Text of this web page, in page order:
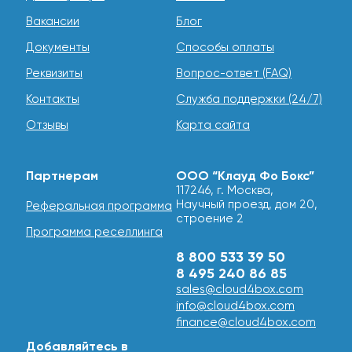
инфраструктуры
Сербский рынок VPS/VDS отличается повышенными
Белграде соответствуют международным стандартам
ISO 27001, обеспечивая физическую и сетевую
безопасность. Многоуровневая DDoS-защита
нейтрализует атаки на уровне L3-L4 без влияния на
работоспособность серверов.
накопители гарантируют восстановление данных при
любых сценариях. Для проектов с повышенными
требованиями доступны выделенные каналы связи с
пропускной способностью до 10 Гбит/с и SLA 99.95%.
Почему Cloud4box?
Cloud4box предоставляет виртуальные серверы в
Белграде с фокусом на предсказуемость и
безопасность. Наши решения обеспечивают:
Вакансии
Документы
Реквизиты
Контакты
Отзывы
Блог
Способы оплаты
Вопрос-ответ (FAQ)
Служба поддержки (24/7)
Карта сайта
Партнерам
Реферальная программа
Программа реселлинга
Добавляйтесь в
ООО “Клауд Фо Бокс”
117246, г. Москва,
Научный проезд, дом 20,
строение 2
8 800 533 39 50
8 495 240 86 85
sales@cloud4box.com
info@cloud4box.com
finance@cloud4box.com